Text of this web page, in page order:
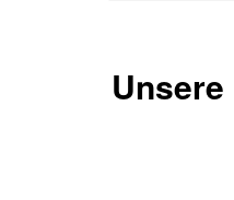
Unsere